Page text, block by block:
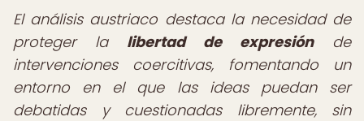
El análisis austriaco destaca la necesidad de
proteger la libertad de expresiónde
intervenciones coercitivas, fomentando un
entorno en el que las ideas puedan ser
debatidas y cuestionadas libremente, sin